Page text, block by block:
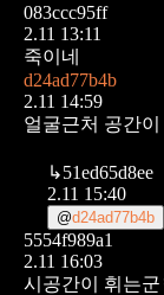
083ccc95ff
2.11 13:11
죽이네
d24ad77b4b
2.11 14:59
얼굴근처 공간
↳51ed65d8ee
2.11 15:40
@d24ad77b4b
5554f989a1
2.11 16:03
시공간이 휘는군